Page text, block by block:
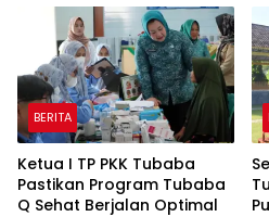
BERITA
Ketua I TP PKK Tubaba
Pastikan Program Tubaba
Q Sehat Berjalan Optimal